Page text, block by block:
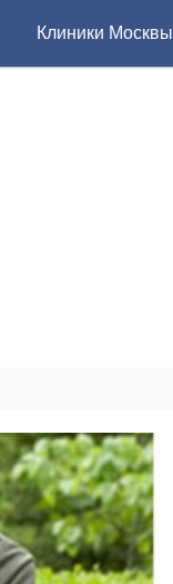
Клиники Москвы